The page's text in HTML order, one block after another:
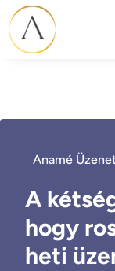
Anamé
A
hogy
heti